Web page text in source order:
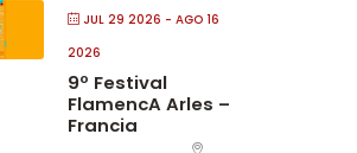
JUL 29 2026 - AGO 16
2026
9º Festival
FlamencA Arles –
Francia